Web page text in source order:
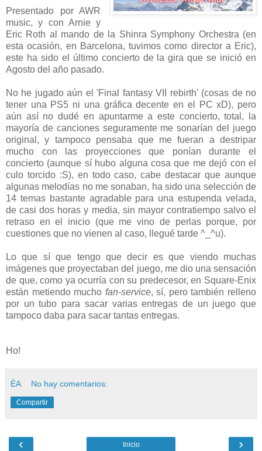
Presentado por AWR
music, y con Arnie y
Eric Roth al mando de la Shinra Symphony Orchestra (en
esta ocasión, en Barcelona, tuvimos como director a Eric),
este ha sido el último concierto de la gira que se inició en
Agosto del año pasado.
No he jugado aún el 'Final fantasy VII rebirth' (cosas de no
tener una PS5 ni una gráfica decente en el PC xD), pero
aún así no dudé en apuntarme a este concierto, total, la
mayoría de canciones seguramente me sonarían del juego
original, y tampoco pensaba que me fueran a destripar
mucho con las proyecciones que ponían durante el
concierto (aunque sí hubo alguna cosa que me dejó con el
culo torcido :S), en todo caso, cabe destacar que aunque
algunas melodías no me sonaban, ha sido una selección de
14 temas bastante agradable para una estupenda velada,
de casi dos horas y media, sin mayor contratiempo salvo el
retraso en el inicio (que me vino de perlas porque, por
cuestiones que no vienen al caso, llegué tarde ^_^u).
Lo que sí que tengo que decir es que viendo muchas
imágenes que proyectaban del juego, me dio una sensación
de que, como ya ocurría con su predecesor, en Square-Enix
están metiendo mucho fan-service, sí, pero también relleno
por un tubo para sacar varias entregas de un juego que
tampoco daba para sacar tantas entregas.
Ho!
ÉA No hay comentarios:
Compartir
‹ ›
Inicio